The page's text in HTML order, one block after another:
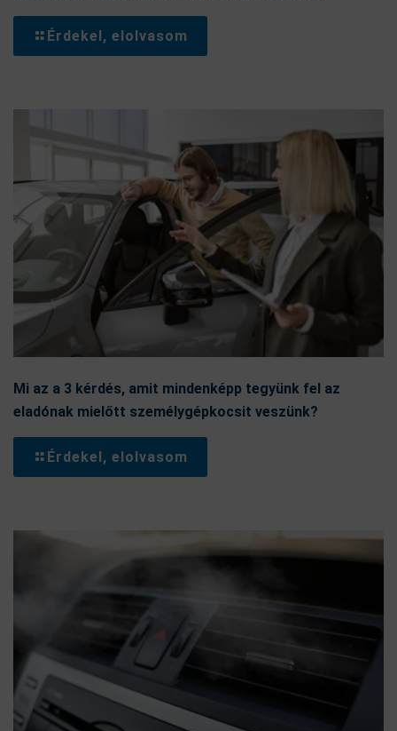
Érdekel, elolvasom
Mi az a 3 kérdés, amit mindenképp tegyünk fel az
eladónak mielőtt személygépkocsit veszünk?
Érdekel, elolvasom